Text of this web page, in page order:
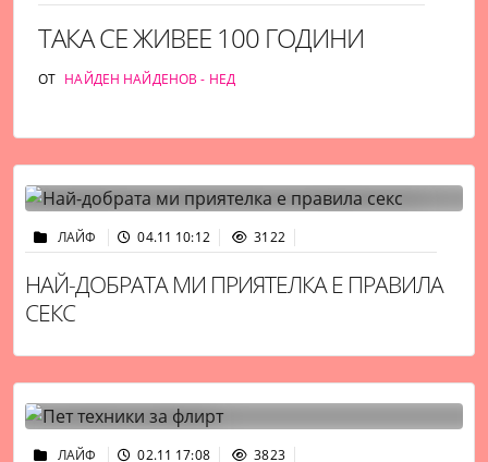
ТАКА СЕ ЖИВЕЕ 100 ГОДИНИ
ОТ НАЙДЕН НАЙДЕНОВ - НЕД
ЛАЙФ 04.11 10:12 3122
НАЙ-ДОБРАТА МИ ПРИЯТЕЛКА Е ПРАВИЛА
СЕКС
ЛАЙФ 02.11 17:08 3823